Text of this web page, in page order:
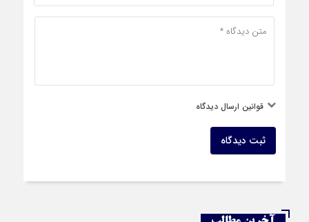
قوانین ارسال دیدگاه
ثبت دیدگاه